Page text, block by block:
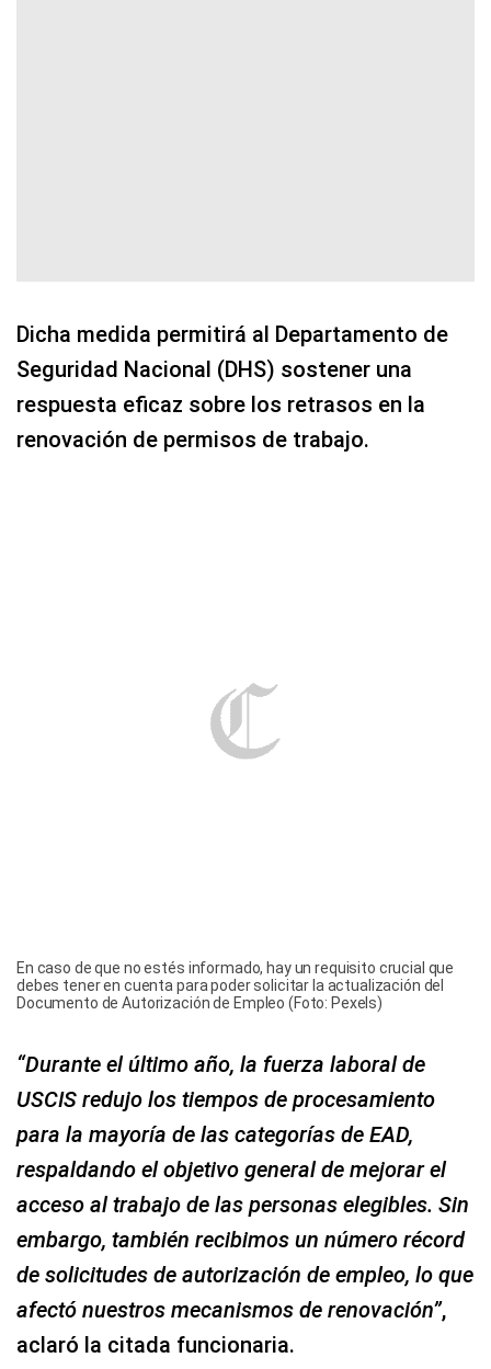
Dicha medida permitirá al Departamento de
Seguridad Nacional (DHS) sostener una
respuesta eficaz sobre los retrasos en la
renovación de permisos de trabajo.
En caso de que no estés informado, hay un requisito crucial que
debes tener en cuenta para poder solicitar la actualización del
Documento de Autorización de Empleo (Foto: Pexels)
“Durante el último año, la fuerza laboral de
USCIS redujo los tiempos de procesamiento
para la mayoría de las categorías de EAD,
respaldando el objetivo general de mejorar el
acceso al trabajo de las personas elegibles. Sin
embargo, también recibimos un número récord
de solicitudes de autorización de empleo, lo que
afectó nuestros mecanismos de renovación”,
aclaró la citada funcionaria.